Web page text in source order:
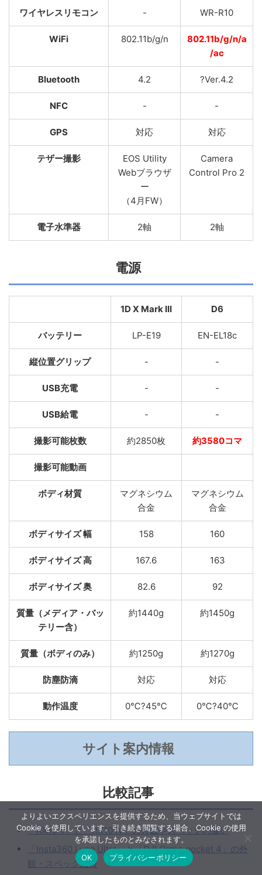
ワイヤレスリモコン - WR-R10
WiFi 802.11b/g/n
802.11b/g/n/a
/ac
Bluetooth 4.2 ?Ver.4.2
NFC - -
GPS 対応 対応
テザー撮影
EOS Utility
Webブラウザ
ー
（4月FW）
Camera
Control Pro 2
電子水準器 2軸 2軸
電源
1D X Mark III D6
バッテリー LP-E19 EN-EL18c
縦位置グリップ - -
USB充電 - -
USB給電 - -
撮影可能枚数 約2850枚 約3580コマ
撮影可能動画
ボディ材質
マグネシウム
合金
マグネシウム
合金
ボディサイズ 幅 158 160
ボディサイズ 高 167.6 163
ボディサイズ 奥 82.6 92
質量（メディア・バッ
テリー含）
約1440g 約1450g
質量（ボディのみ） 約1250g 約1270g
防塵防滴 対応 対応
動作温度 0℃?45℃ 0℃?40℃
サイト案内情報
比較記事
「RX10 V」と「RX10 IV」の外観やスペックの違い
「Insta360 Luna Ultra」と「DJI Osmo pocket 4」の外
観・スペック比較
よりよいエクスペリエンスを提供するため、当ウェブサイトでは
Cookie を使用しています。引き続き閲覧する場合、Cookie の使用
を承諾したものとみなされます。
OK
プライバシーポリシー